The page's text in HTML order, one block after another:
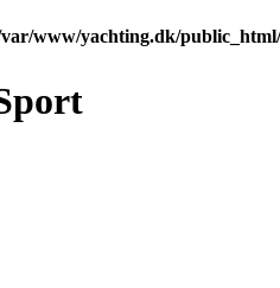
www/yachting.dk/